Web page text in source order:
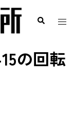
の回転